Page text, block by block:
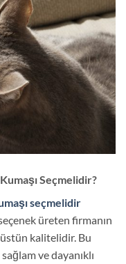
Seçmelidir?
seçmelidir
üreten firmanın
üstün kalitelidir. Bu
ve dayanıklı